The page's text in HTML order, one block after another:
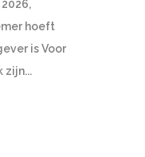
hoeft
is Voor
zijn...